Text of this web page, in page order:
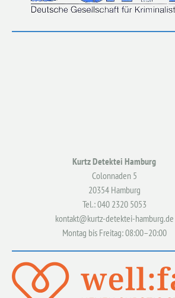
Kurtz Detektei Hamburg
Colonnaden 5
20354 Hamburg
Tel.: 040 2320 5053
kontakt@kurtz-detektei-hamburg.de
Montag bis Freitag: 08:00–20:00